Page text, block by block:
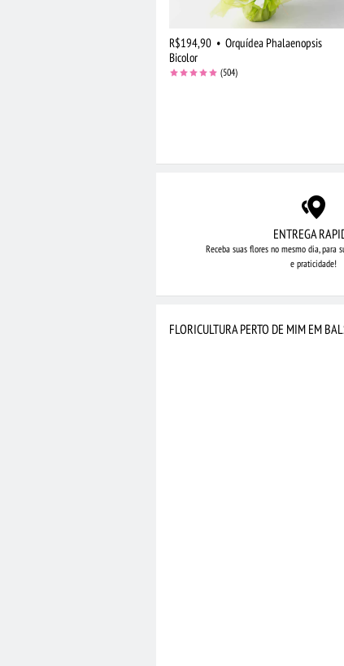
R$194,90 • Orquídea Phalaenopsis
Bicolor
(504)
ENTREGA
Receba suas flores no mesmo dia,para
e praticidade!
FLORICULTURA PERTO DE MIM EM